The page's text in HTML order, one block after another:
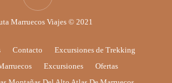
Marruecos Viajes © 2021
Contacto
Excursiones de Trekking
Excursiones
Ofertas